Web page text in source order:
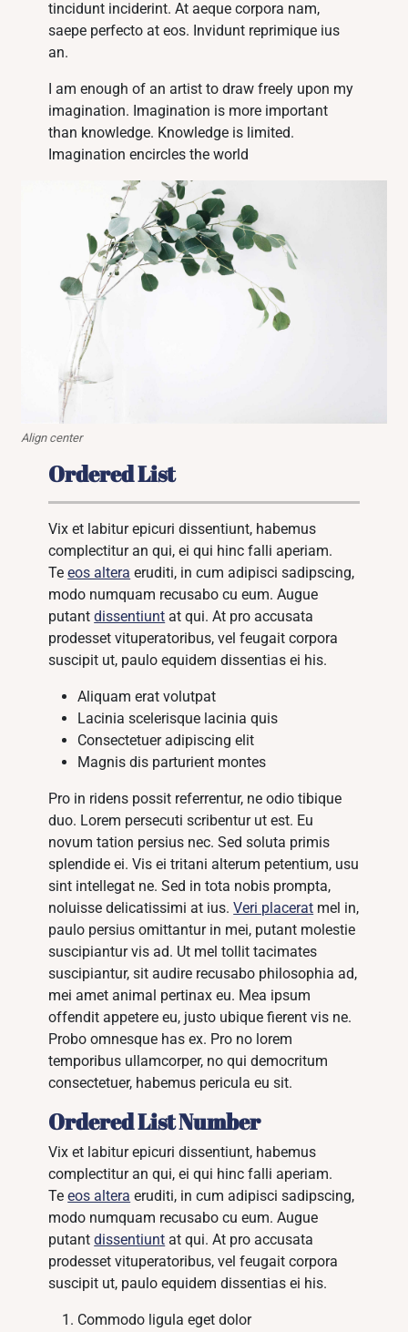
tincidunt inciderint. At aeque corpora nam,
saepe perfecto at eos. Invidunt reprimique ius
an.
I am enough of an artist to draw freely upon my
imagination. Imagination is more important
than knowledge. Knowledge is limited.
Imagination encircles the world
Align center
Ordered List
Vix et labitur epicuri dissentiunt, habemus
complectitur an qui, ei qui hinc falli aperiam.
Teeos altera eruditi, in cum adipisci sadipscing,
modo numquam recusabo cu eum. Augue
putantdissentiunt at qui. At pro accusata
prodesset vituperatoribus, vel feugait corpora
suscipit ut, paulo equidem dissentias ei his.
Aliquam erat volutpat
Lacinia scelerisque lacinia quis
Consectetuer adipiscing elit
Magnis dis parturient montes
Pro in ridens possit referrentur, ne odio tibique
duo. Lorem persecuti scribentur ut est. Eu
novum tation persius nec. Sed soluta primis
splendide ei. Vis ei tritani alterum petentium, usu
sint intellegat ne. Sed in tota nobis prompta,
noluisse delicatissimi at ius.Veri placerat mel in,
paulo persius omittantur in mei, putant molestie
suscipiantur vis ad. Ut mel tollit tacimates
suscipiantur, sit audire recusabo philosophia ad,
mei amet animal pertinax eu. Mea ipsum
offendit appetere eu, justo ubique fierent vis ne.
Probo omnesque has ex. Pro no lorem
temporibus ullamcorper, no qui democritum
consectetuer, habemus pericula eu sit.
Ordered List Number
Vix et labitur epicuri dissentiunt, habemus
complectitur an qui, ei qui hinc falli aperiam.
Teeos altera eruditi, in cum adipisci sadipscing,
modo numquam recusabo cu eum. Augue
putantdissentiunt at qui. At pro accusata
prodesset vituperatoribus, vel feugait corpora
suscipit ut, paulo equidem dissentias ei his.
Commodo ligula eget dolor